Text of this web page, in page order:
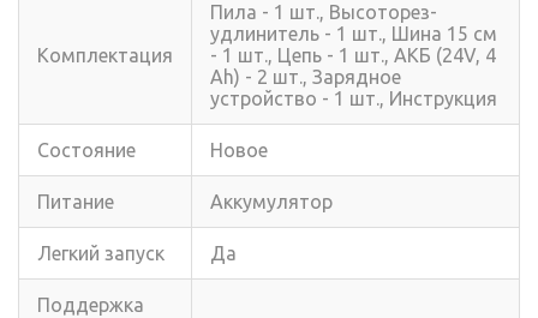
Комплектация
Пила - 1 шт., Высоторез-
удлинитель - 1 шт., Шина 15 см
- 1 шт., Цепь - 1 шт., АКБ (24V, 4
Ah) - 2 шт., Зарядное
устройство - 1 шт., Инструкция
Состояние Новое
Питание Аккумулятор
Легкий запуск Да
Поддержка